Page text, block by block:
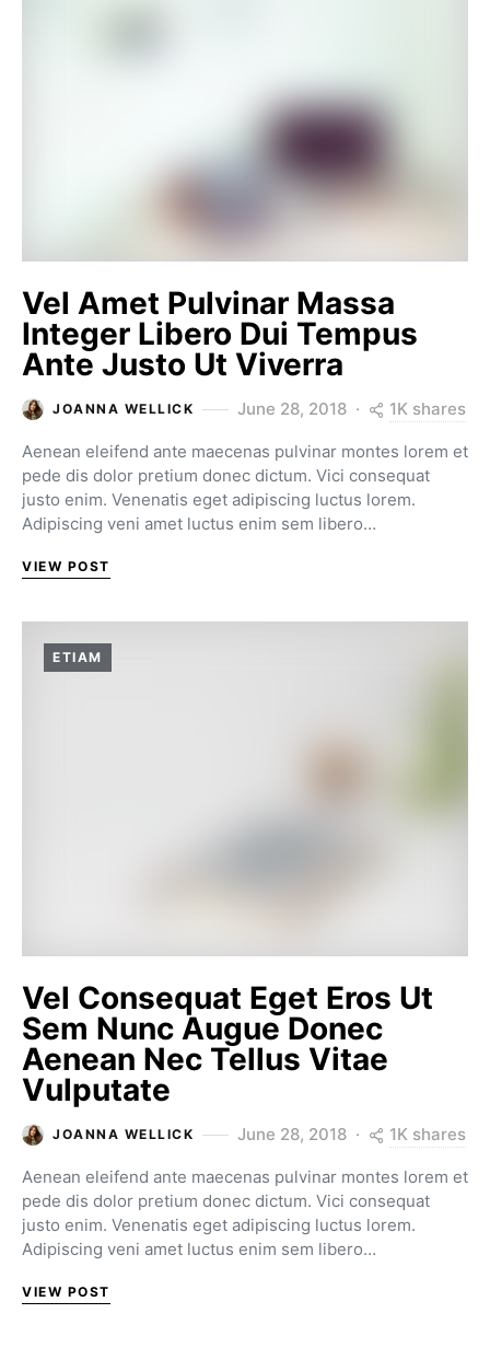
Vel Amet Pulvinar Massa
Integer Libero Dui Tempus
Ante Justo Ut Viverra
JOANNA WELLICK June 28, 2018 1K shares
Aenean eleifend ante maecenas pulvinar montes lorem et
pede dis dolor pretium donec dictum. Vici consequat
justo enim. Venenatis eget adipiscing luctus lorem.
Adipiscing veni amet luctus enim sem libero…
VIEW POST
ETIAM
Vel Consequat Eget Eros Ut
Sem Nunc Augue Donec
Aenean Nec Tellus Vitae
Vulputate
JOANNA WELLICK June 28, 2018 1K shares
Aenean eleifend ante maecenas pulvinar montes lorem et
pede dis dolor pretium donec dictum. Vici consequat
justo enim. Venenatis eget adipiscing luctus lorem.
Adipiscing veni amet luctus enim sem libero…
VIEW POST